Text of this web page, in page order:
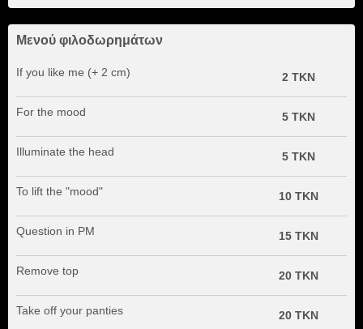
Μενού φιλοδωρημάτων
If you like me (+ 2 cm) 2 TKN
For the mood 5 TKN
Illuminate the head 5 TKN
To lift the "mood" 10 TKN
Question in PM 15 TKN
Remove top 20 TKN
Take off your panties 20 TKN